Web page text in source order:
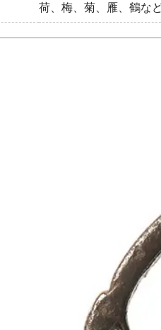
荷、梅、菊、雁、鶴な